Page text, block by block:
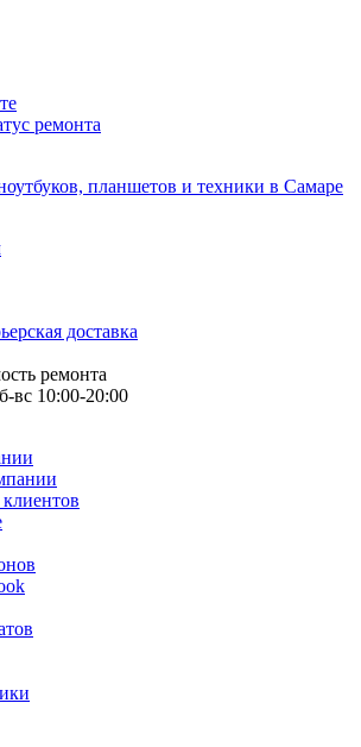
ремонта
планшетов и техники в Самаре
доставка
ремонта
вс 10:00-20:00